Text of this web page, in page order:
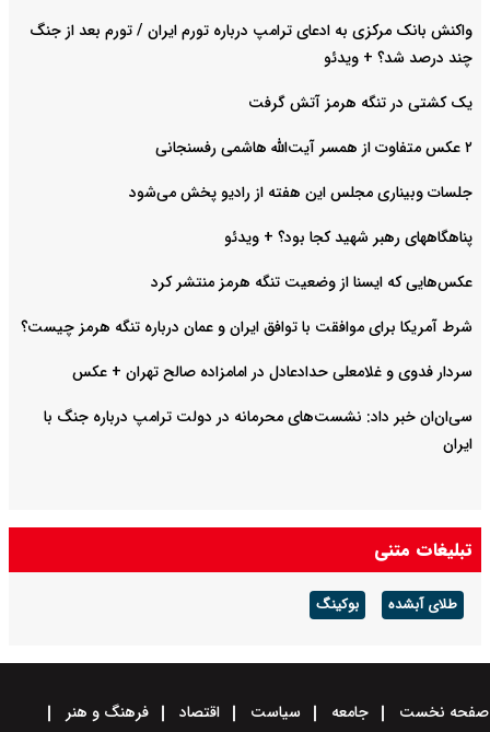
واکنش بانک مرکزی به ادعای ترامپ درباره تورم ایران / تورم بعد از جنگ
چند درصد شد؟ + ویدئو
یک کشتی در تنگه‌ هرمز آتش گرفت
۲ عکس متفاوت از همسر آیت‌الله هاشمی رفسنجانی
جلسات وبیناری مجلس این هفته از رادیو پخش می‌شود
پناهگاههای رهبر شهید کجا بود؟ + ویدئو
عکس‌هایی که ایسنا از وضعیت تنگه هرمز منتشر کرد
شرط آمریکا برای موافقت با توافق ایران و عمان درباره تنگه هرمز چیست؟
سردار فدوی و غلامعلی حدادعادل در امامزاده صالح تهران + عکس
سی‌ان‌ان خبر داد: نشست‌های محرمانه در دولت ترامپ درباره جنگ با
ایران
تبلیغات متنی
طلای آبشده بوکینگ
صفحه نخست جامعه سیاست اقتصاد
فرهنگ و هنر